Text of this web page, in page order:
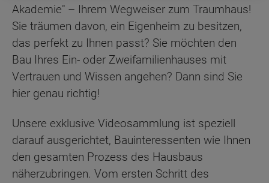
Akademie" – Ihrem Wegweiser zum Traumhaus!
Sie träumen davon, ein Eigenheim zu besitzen,
das perfekt zu Ihnen passt? Sie möchten den
Bau Ihres Ein- oder Zweifamilienhauses mit
Vertrauen und Wissen angehen? Dann sind Sie
hier genau richtig!
Unsere exklusive Videosammlung ist speziell
darauf ausgerichtet, Bauinteressenten wie Ihnen
den gesamten Prozess des Hausbaus
näherzubringen. Vom ersten Schritt des